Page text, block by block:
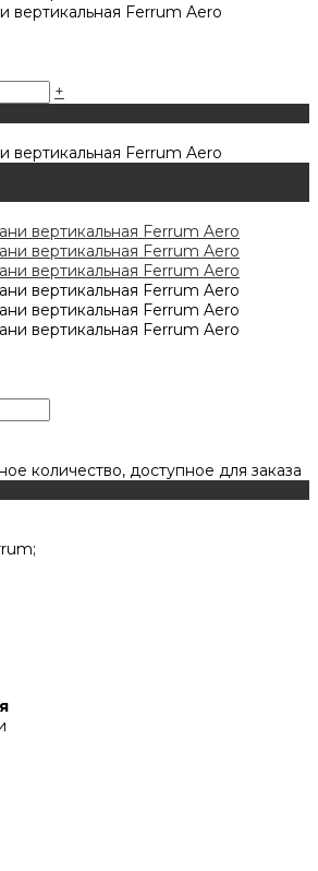
вертикальная Ferrum Aero
+
вертикальная Ferrum Aero
количество, доступное для заказа